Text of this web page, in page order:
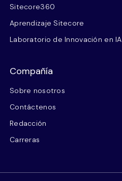
Sitecore360
Aprendizaje Sitecore
Laboratorio de Innovación en IA
Compañía
Sobre nosotros
Contáctenos
Redacción
Carreras